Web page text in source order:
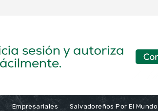
Empresariales Salvadoreños Por El Mundo